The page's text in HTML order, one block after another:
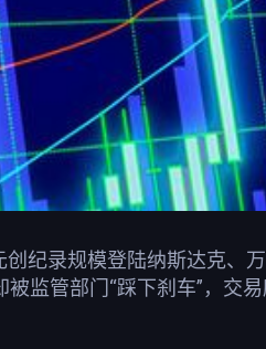
纪录规模登陆纳斯达克、
监管部门“踩下刹车”，交